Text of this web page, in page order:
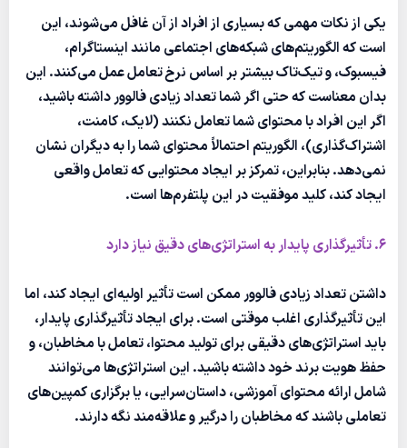
یکی از نکات مهمی که بسیاری از افراد از آن غافل می‌شوند، این
است که الگوریتم‌های شبکه‌های اجتماعی مانند اینستاگرام،
فیسبوک، و تیک‌تاک بیشتر بر اساس نرخ تعامل عمل می‌کنند. این
بدان معناست که حتی اگر شما تعداد زیادی فالوور داشته باشید،
اگر این افراد با محتوای شما تعامل نکنند (لایک، کامنت،
اشتراک‌گذاری)، الگوریتم احتمالاً محتوای شما را به دیگران نشان
نمی‌دهد. بنابراین، تمرکز بر ایجاد محتوایی که تعامل واقعی
ایجاد کند، کلید موفقیت در این پلتفرم‌ها است.
6. تأثیرگذاری پایدار به استراتژی‌های دقیق نیاز دارد
داشتن تعداد زیادی فالوور ممکن است تأثیر اولیه‌ای ایجاد کند، اما
این تأثیرگذاری اغلب موقتی است. برای ایجاد تأثیرگذاری پایدار،
باید استراتژی‌های دقیقی برای تولید محتوا، تعامل با مخاطبان، و
حفظ هویت برند خود داشته باشید. این استراتژی‌ها می‌توانند
شامل ارائه محتوای آموزشی، داستان‌سرایی، یا برگزاری کمپین‌های
تعاملی باشند که مخاطبان را درگیر و علاقه‌مند نگه دارند.